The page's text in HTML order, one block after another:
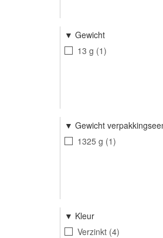
Gewicht
13 g 1
Gewicht
1325 g 1
Kleur
Verzinkt 4